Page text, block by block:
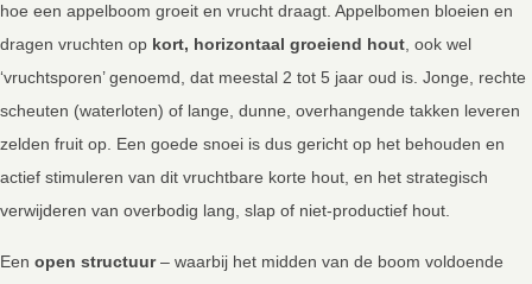
hoe een appelboom groeit en vrucht draagt. Appelbomen bloeien en
dragen vruchten op kort, horizontaal groeiend hout , ook wel
‘vruchtsporen’ genoemd, dat meestal 2 tot 5 jaar oud is. Jonge, rechte
scheuten (waterloten) of lange, dunne, overhangende takken leveren
zelden fruit op. Een goede snoei is dus gericht op het behouden en
actief stimuleren van dit vruchtbare korte hout, en het strategisch
verwijderen van overbodig lang, slap of niet-productief hout.
Een open structuur– waarbij het midden van de boom voldoende